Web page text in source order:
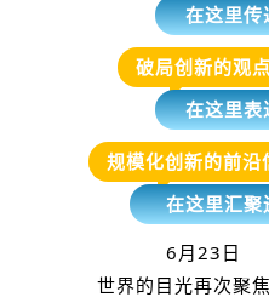
在这里
破局创新的观点
在这里
规模化创新的前沿
在这里汇
6月23日
世界的目光再次聚